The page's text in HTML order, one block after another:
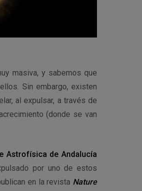
masiva, y sabemos que
Sin embargo, existen
al expulsar, a través de
(donde se van
Astrofísica de Andalucía
por uno de estos
en la revista Nature